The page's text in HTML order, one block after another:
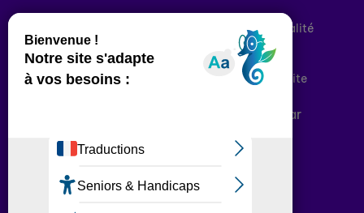
Politique de confidentialité
Conditions générales d’utilisation
Déclaration d’accessibilité
Plan du site
Plateforme développée en France par